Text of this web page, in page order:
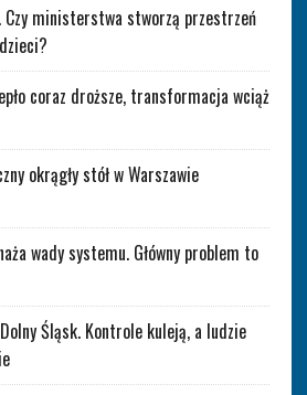
Czy ministerstwa stworzą przestrzeń
coraz droższe, transformacja wciąż
okrągły stół w Warszawie
wady systemu. Główny problem to
Śląsk. Kontrole kuleją, a ludzie